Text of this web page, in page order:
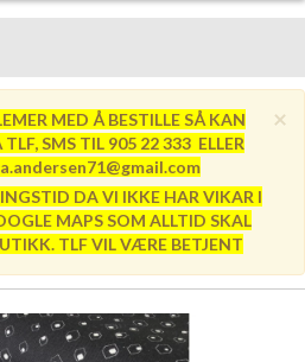
×
MED Å BESTILLE SÅ KAN
SMS TIL 905 22 333 ELLER
DA VI IKKE HAR VIKAR I
MAPS SOM ALLTID SKAL
TLF VIL VÆRE BETJENT